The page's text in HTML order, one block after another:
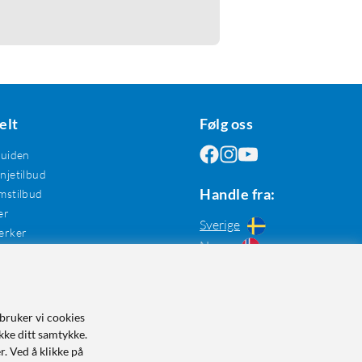
Følg oss
Handle fra:
Sverige
Norge
vi cookies
ditt samtykke.
Ved å klikke på